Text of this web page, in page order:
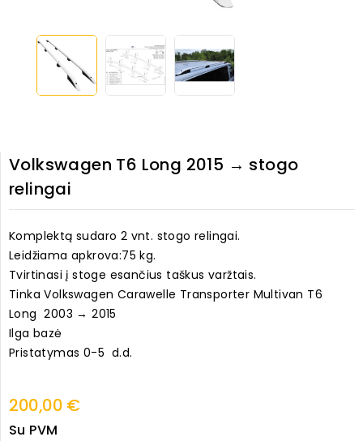
Volkswagen T6 Long 2015 → stogo
relingai
Komplektą sudaro 2 vnt. stogo relingai.
Leidžiama apkrova:75 kg.
Tvirtinasi į stoge esančius taškus varžtais.
Tinka Volkswagen Carawelle Transporter Multivan T6
Long 2003 → 2015
Ilga bazė
Pristatymas 0-5 d.d.
200,00 €
Su PVM